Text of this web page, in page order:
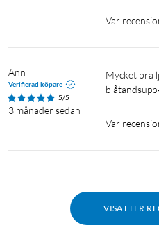
Batteritid: Upp till 10 h
I förpackningen
JBL Flip Essential 2
USB-C-laddkabel (1,2 m)
USB-A till USB-C-kabel för
Var
Ann
Verifierad köpare
5/5
3 månader sedan
Mycket bra ljud, fylligt. Enkel
Var
VISA FLER